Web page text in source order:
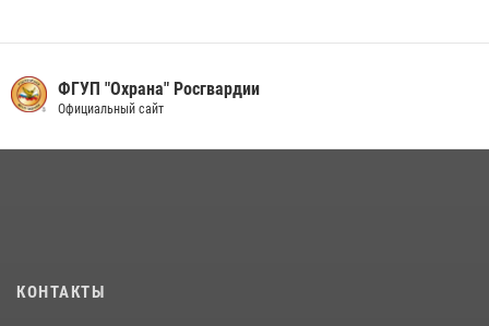
Росгвардейцы задержали рецидивиста, подозреваемого в краже на
ФГУП "Охрана" Росгвардии
Официальный сайт
КОНТАКТЫ